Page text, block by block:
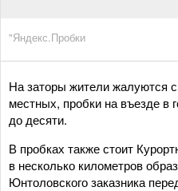
"Яндекс.Пробки
На заторы жители жалуются
местных, пробки на въезде в
до десяти.
В пробках также стоит
в несколько километров
Юнтоловского заказника